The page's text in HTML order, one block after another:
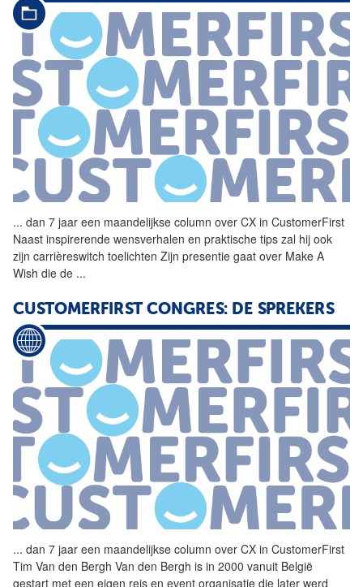
... dan 7 jaar een maandelijkse column over CX in CustomerFirst
Naast inspirerende wensverhalen en praktische tips zal hij ook
zijn carrièreswitch toelichten Zijn presentie gaat over Make A
Wish die de ...
CUSTOMERFIRST CONGRES: DE SPREKERS
... dan 7 jaar een maandelijkse column over CX in CustomerFirst
Tim Van den Bergh Van den Bergh is in 2000 vanuit België
gestart met een eigen reis en event organisatie die later werd